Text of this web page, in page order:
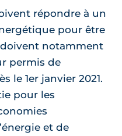
répondre à un
pour être
notamment
permis de
le 1er janvier 2021.
pour les
et de